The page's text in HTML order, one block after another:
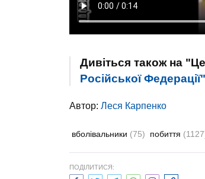
Дивіться також на
Російської
Автор: Леся Карпенко
вболівальники (75) побиття
ПОДІЛИТИСЯ: